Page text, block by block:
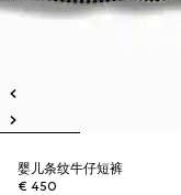
婴儿条纹牛仔短裤
€ 450